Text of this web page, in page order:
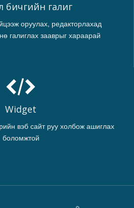
бичгийн галиг
оруулах, редакторлахад
галиглах зааврыг хараарай
Widget
вэб сайт руу холбож ашиглах
боломжтой